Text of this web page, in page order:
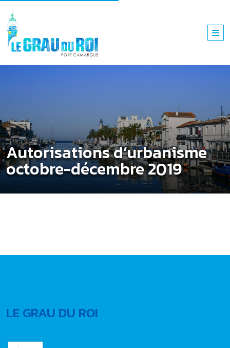
Autorisations d’urbanisme
octobre-décembre 2019
LE GRAU DU ROI